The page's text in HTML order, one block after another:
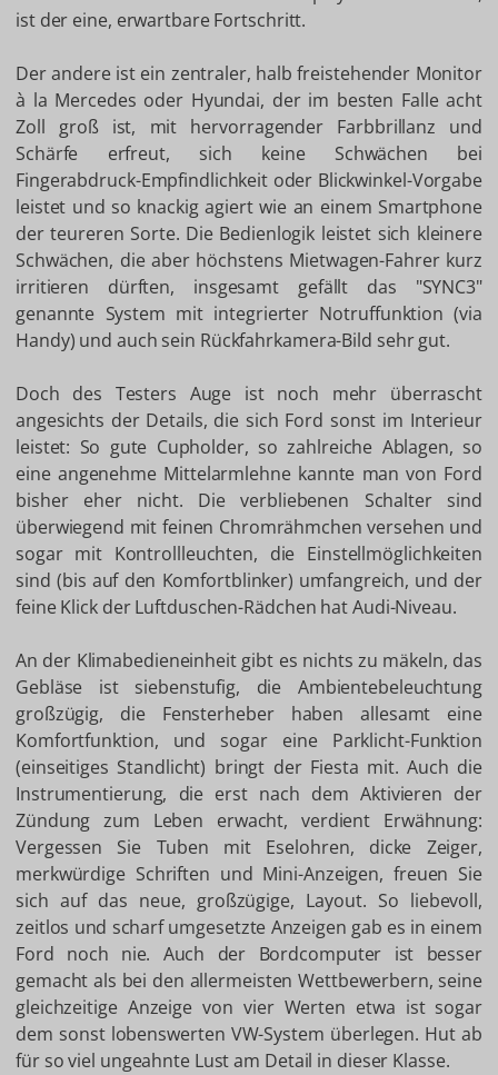
ist der eine, erwartbare Fortschritt.
Der andere ist ein zentraler, halb freistehender Monitor
à la Mercedes oder Hyundai, der im besten Falle acht
Zoll groß ist, mit hervorragender Farbbrillanz und
Schärfe erfreut, sich keine Schwächen bei
Fingerabdruck-Empfindlichkeit oder Blickwinkel-Vorgabe
leistet und so knackig agiert wie an einem Smartphone
der teureren Sorte. Die Bedienlogik leistet sich kleinere
Schwächen, die aber höchstens Mietwagen-Fahrer kurz
irritieren dürften, insgesamt gefällt das "SYNC3"
genannte System mit integrierter Notruffunktion (via
Handy) und auch sein Rückfahrkamera-Bild sehr gut.
Doch des Testers Auge ist noch mehr überrascht
angesichts der Details, die sich Ford sonst im Interieur
leistet: So gute Cupholder, so zahlreiche Ablagen, so
eine angenehme Mittelarmlehne kannte man von Ford
bisher eher nicht. Die verbliebenen Schalter sind
überwiegend mit feinen Chromrähmchen versehen und
sogar mit Kontrollleuchten, die Einstellmöglichkeiten
sind (bis auf den Komfortblinker) umfangreich, und der
feine Klick der Luftduschen-Rädchen hat Audi-Niveau.
An der Klimabedieneinheit gibt es nichts zu mäkeln, das
Gebläse ist siebenstufig, die Ambientebeleuchtung
großzügig, die Fensterheber haben allesamt eine
Komfortfunktion, und sogar eine Parklicht-Funktion
(einseitiges Standlicht) bringt der Fiesta mit. Auch die
Instrumentierung, die erst nach dem Aktivieren der
Zündung zum Leben erwacht, verdient Erwähnung:
Vergessen Sie Tuben mit Eselohren, dicke Zeiger,
merkwürdige Schriften und Mini-Anzeigen, freuen Sie
sich auf das neue, großzügige, Layout. So liebevoll,
zeitlos und scharf umgesetzte Anzeigen gab es in einem
Ford noch nie. Auch der Bordcomputer ist besser
gemacht als bei den allermeisten Wettbewerbern, seine
gleichzeitige Anzeige von vier Werten etwa ist sogar
dem sonst lobenswerten VW-System überlegen. Hut ab
für so viel ungeahnte Lust am Detail in dieser Klasse.